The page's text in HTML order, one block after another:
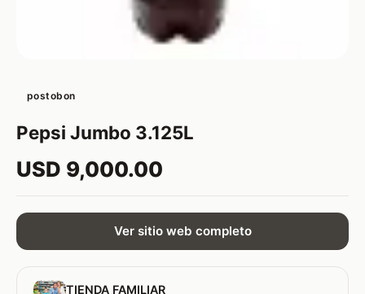
postobon
Pepsi Jumbo 3.125L
USD 9,000.00
Ver sitio web completo
TIENDA FAMILIAR